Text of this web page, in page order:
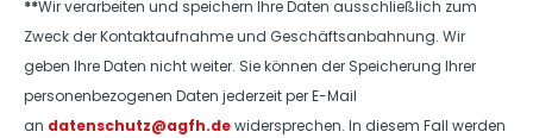
**Wir verarbeiten und speichern Ihre Daten ausschließlich zum
Zweck der Kontaktaufnahme und Geschäftsanbahnung. Wir
geben Ihre Daten nicht weiter. Sie können der Speicherung Ihrer
personenbezogenen Daten jederzeit per E-Mail
an datenschutz@agfh.dewidersprechen. In diesem Fall werden